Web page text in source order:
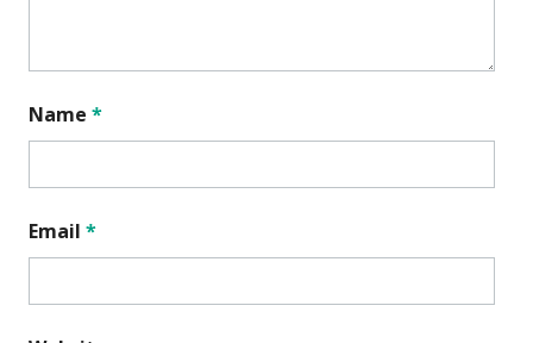
Name *
Email *